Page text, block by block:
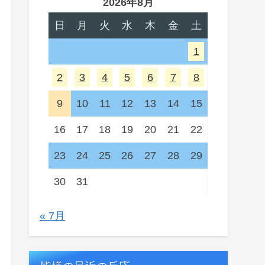
日
月 火 水 木 金 土
1
2 3 4 5 6 7 8
9 10 11 12 13 14 15
16 17 18 19 20 21 22
23 24 25 26 27 28 29
30 31
« 7月